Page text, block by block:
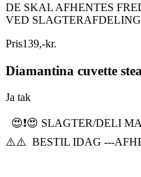
DE SKAL AFHENTES
VED
Pris139,-kr.
Diamantina cuvette
Ja tak
😍❗️😍 SLAGTER/DELI
⚠️⚠️ BESTIL IDAG ---